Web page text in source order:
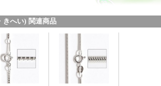
きへい) 関連商品